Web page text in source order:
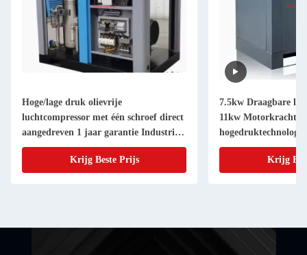
Hoge/lage druk olievrije
luchtcompressor met één schroef direct
aangedreven 1 jaar garantie Industriële
roterende schroefcompressoren reserve
Krijg Beste Prijs
7.5kw Draagbare
11kw Motorkracht
Energiebron Opties
Krijg